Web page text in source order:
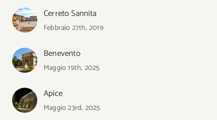
Cerreto Sannita
Febbraio 27th, 2019
Benevento
Maggio 19th, 2025
Apice
Maggio 23rd, 2025